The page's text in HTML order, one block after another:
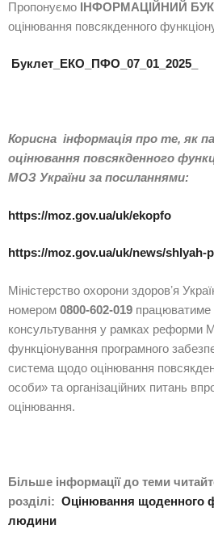
Пропонуємо ІНФОРМАЦІЙНИЙ
оцінювання повсякденного
Буклет_ЕКО_ПФО_07_01_2025_
Корисна інформація про те, як
оцінювання повсякденного
МОЗ України за посиланнями:
https://moz.gov.ua/uk/ekopfo
https://moz.gov.ua/uk/news/shlyah-
Міністерство охорони здоровʼя
номером 0800-602-019 працюватиме
консультування у рамках реформи
функціонування програмного
система щодо оцінювання
особи» та організаційних питань
оцінювання.
Більше інформації до теми
розділі: Оцінювання щоденного
людини